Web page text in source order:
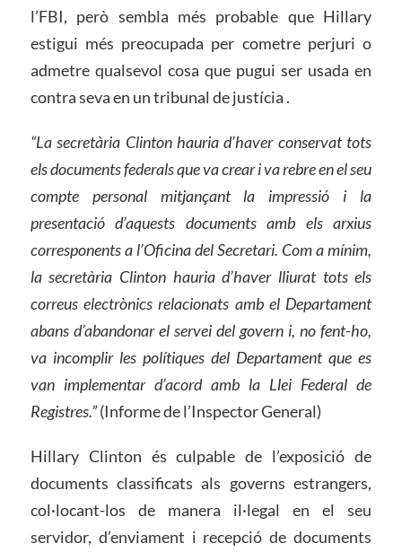
l’FBI, però sembla més probable que Hillary
estigui més preocupada per cometre perjuri o
admetre qualsevol cosa que pugui ser usada en
contra seva en un tribunal de justícia .
“La secretària Clinton hauria d’haver conservat tots
els documents federals que va crear i va rebre en el seu
compte personal mitjançant la impressió i la
presentació d’aquests documents amb els arxius
corresponents a l’Oficina del Secretari. Com a mínim,
la secretària Clinton hauria d’haver lliurat tots els
correus electrònics relacionats amb el Departament
abans d’abandonar el servei del govern i, no fent-ho,
va incomplir les polítiques del Departament que es
van implementar d’acord amb la Llei Federal de
Registres.”(Informe de l’Inspector General)
Hillary Clinton és culpable de l’exposició de
documents classificats als governs estrangers,
col·locant-los de manera il·legal en el seu
servidor, d’enviament i recepció de documents